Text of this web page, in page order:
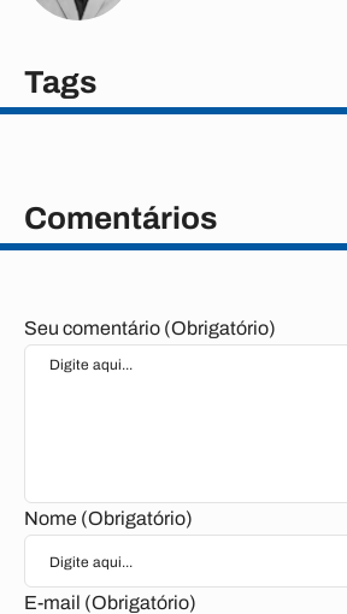
Tags
Comentários
Seu comentário (Obrigatório)
Nome (Obrigatório)
E-mail (Obrigatório)